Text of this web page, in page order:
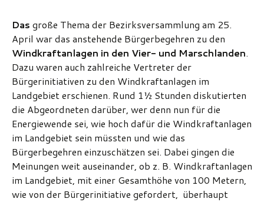
Das große Thema der Bezirksversammlung am 25.
April war das anstehende Bürgerbegehren zu den
Windkraftanlagen in den Vier- und Marschlanden.
Dazu waren auch zahlreiche Vertreter der
Bürgerinitiativen zu den Windkraftanlagen im
Landgebiet erschienen. Rund 1½ Stunden diskutierten
die Abgeordneten darüber, wer denn nun für die
Energiewende sei, wie hoch dafür die Windkraftanlagen
im Landgebiet sein müssten und wie das
Bürgerbegehren einzuschätzen sei. Dabei gingen die
Meinungen weit auseinander, ob z. B. Windkraftanlagen
im Landgebiet, mit einer Gesamthöhe von 100 Metern,
wie von der Bürgerinitiative gefordert, überhaupt